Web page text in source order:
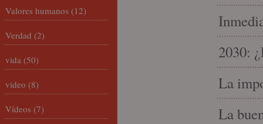
2030:
La
La
Valores humanos (12)
Verdad (2)
vida (50)
video (8)
Vídeos (7)